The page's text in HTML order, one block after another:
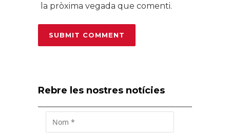
la pròxima vegada que comenti.
Rebre les nostres notícies